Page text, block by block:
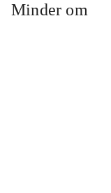
Minder om